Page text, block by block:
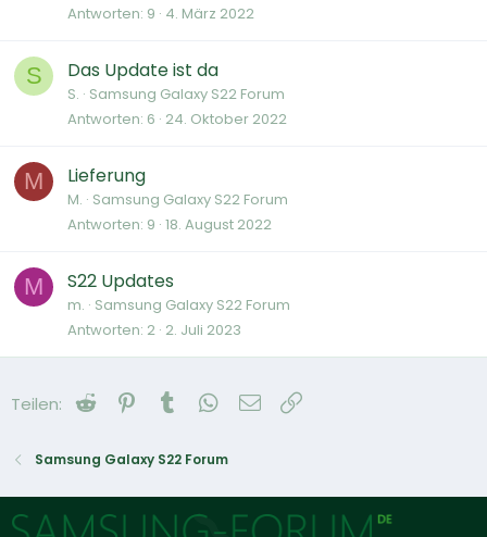
Antworten 9 4. März 2022
S Das Update ist da
S. Samsung Galaxy S22 Forum
Antworten 6 24. Oktober 2022
M Lieferung
M. Samsung Galaxy S22 Forum
Antworten 9 18. August 2022
M S22 Updates
m. Samsung Galaxy S22 Forum
Antworten 2 2. Juli 2023
Teilen: Reddit Pinterest
Tumblr WhatsApp
E-Mail
Samsung Galaxy S22 Forum